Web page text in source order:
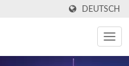
DEUTSCH